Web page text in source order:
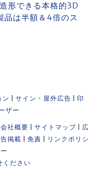
形できる本格的3D
は半額＆4倍のス
ン サイン・屋外広告
印
ザー
会社概要 サイトマップ
広
告掲載
免責
リンクポリシ
ー
ください